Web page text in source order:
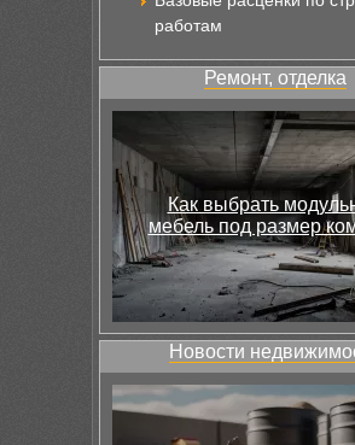
работам
Ремонт, отделка
Как выбрать
мебель под размер
Новости